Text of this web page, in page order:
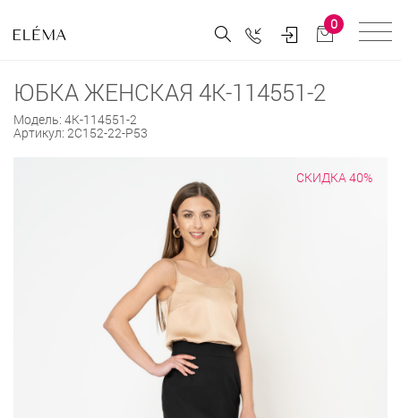
0
ЮБКА ЖЕНСКАЯ 4К-114551-2
Модель: 4К-114551-2
Артикул: 2С152-22-Р53
СКИДКА 40%